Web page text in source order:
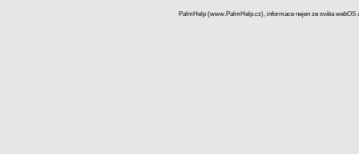
PalmHelp (www.PalmHelp.cz), informace nejen ze světa